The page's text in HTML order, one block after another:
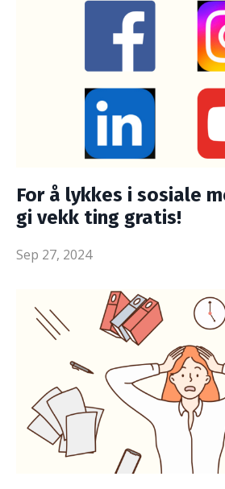
For å lykkes i sosiale
gi vekk ting gratis!
Sep 27, 2024